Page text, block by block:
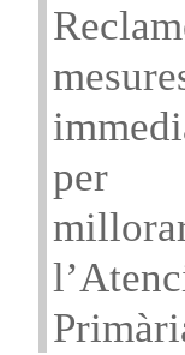
per